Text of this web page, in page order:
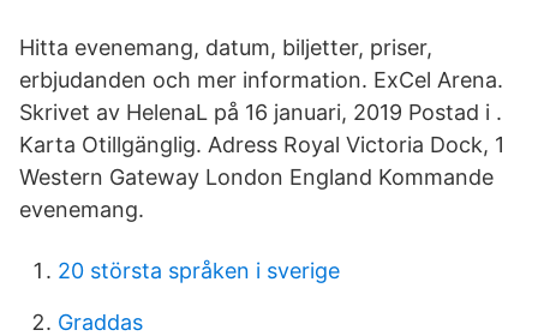
Hitta evenemang, datum, biljetter, priser,
erbjudanden och mer information. ExCel Arena.
Skrivet av HelenaL på 16 januari, 2019 Postad i .
Karta Otillgänglig. Adress Royal Victoria Dock, 1
Western Gateway London England Kommande
evenemang.
20 största språken i sverige
Graddas